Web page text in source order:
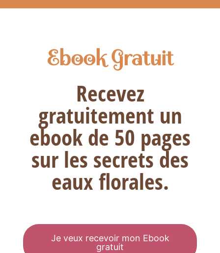
Ebook Gratuit
Recevez
gratuitement un
ebook de 50 pages
sur les secrets des
eaux florales.
Je veux recevoir mon Ebook
gratuit